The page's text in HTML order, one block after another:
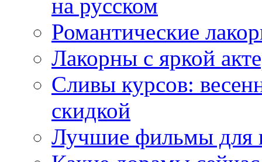
на русском
Романтические
Лакорны с яркой
Сливы курсов:
скидкой
Лучшие фильмы для